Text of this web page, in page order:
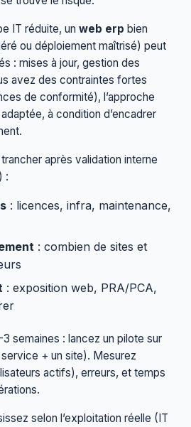
IT réduite, un web erp bien
ou déploiement maîtrisé) peut
: mises à jour, gestion des
avez des contraintes fortes
de conformité), l’approche
à condition d’encadrer
après validation interne
:
: licences, infra, maintenance,
: combien de sites et
: exposition web, PRA/PCA,
semaines : lancez un pilote sur
+ un site). Mesurez
actifs), erreurs, et temps
selon l’exploitation réelle (IT